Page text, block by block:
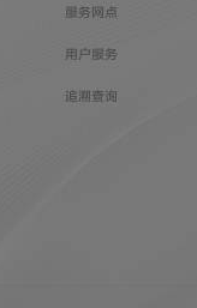
服务网点
用户服务
追溯查询